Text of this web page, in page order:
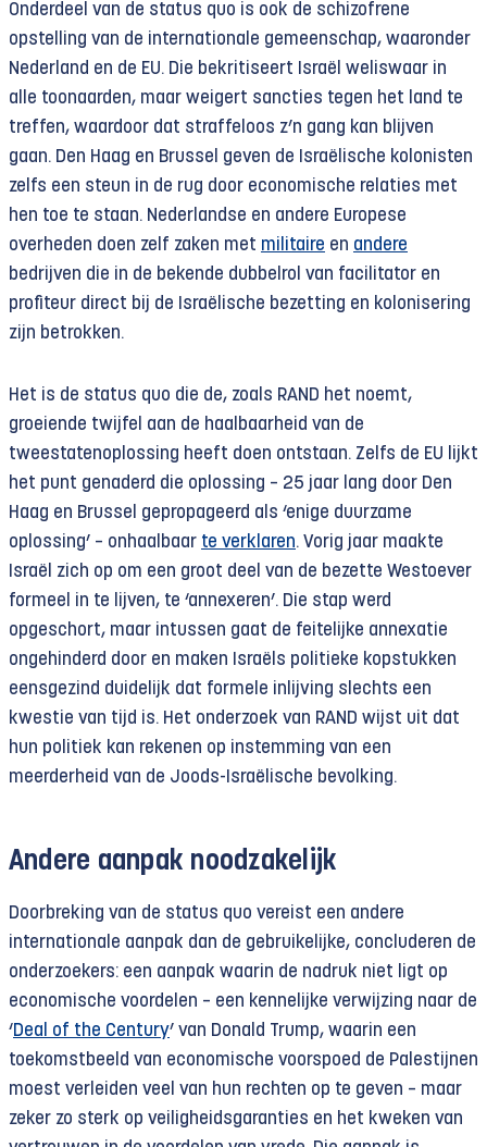
Onderdeel van de status quo is ook de schizofrene
opstelling van de internationale gemeenschap, waaronder
Nederland en de EU. Die bekritiseert Israël weliswaar in
alle toonaarden, maar weigert sancties tegen het land te
treffen, waardoor dat straffeloos z’n gang kan blijven
gaan. Den Haag en Brussel geven de Israëlische kolonisten
zelfs een steun in de rug door economische relaties met
hen toe te staan. Nederlandse en andere Europese
overheden doen zelf zaken met militaire en andere
bedrijven die in de bekende dubbelrol van facilitator en
profiteur direct bij de Israëlische bezetting en kolonisering
zijn betrokken.
Het is de status quo die de, zoals RAND het noemt,
groeiende twijfel aan de haalbaarheid van de
tweestatenoplossing heeft doen ontstaan. Zelfs de EU lijkt
het punt genaderd die oplossing – 25 jaar lang door Den
Haag en Brussel gepropageerd als ‘enige duurzame
oplossing’ – onhaalbaar te verklaren. Vorig jaar maakte
Israël zich op om een groot deel van de bezette Westoever
formeel in te lijven, te ‘annexeren’. Die stap werd
opgeschort, maar intussen gaat de feitelijke annexatie
ongehinderd door en maken Israëls politieke kopstukken
eensgezind duidelijk dat formele inlijving slechts een
kwestie van tijd is. Het onderzoek van RAND wijst uit dat
hun politiek kan rekenen op instemming van een
meerderheid van de Joods-Israëlische bevolking.
Andere aanpak noodzakelijk
Doorbreking van de status quo vereist een andere
internationale aanpak dan de gebruikelijke, concluderen de
onderzoekers: een aanpak waarin de nadruk niet ligt op
economische voordelen – een kennelijke verwijzing naar de
‘Deal of the Century’ van Donald Trump, waarin een
toekomstbeeld van economische voorspoed de Palestijnen
moest verleiden veel van hun rechten op te geven – maar
zeker zo sterk op veiligheidsgaranties en het kweken van